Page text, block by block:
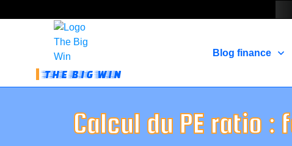
THE BIG WIN
Blog finance
Calcul du PE ratio